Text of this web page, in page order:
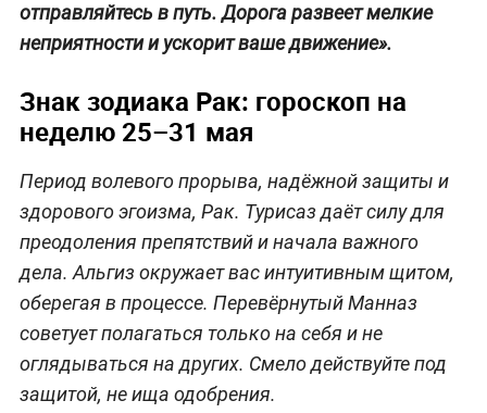
отправляйтесь в путь. Дорога развеет мелкие
неприятности и ускорит ваше движение».
Знак зодиака Рак: гороскоп на
неделю 25–31 мая
Период волевого прорыва, надёжной защиты и
здорового эгоизма, Рак. Турисаз даёт силу для
преодоления препятствий и начала важного
дела. Альгиз окружает вас интуитивным щитом,
оберегая в процессе. Перевёрнутый Манназ
советует полагаться только на себя и не
оглядываться на других. Смело действуйте под
защитой, не ища одобрения.